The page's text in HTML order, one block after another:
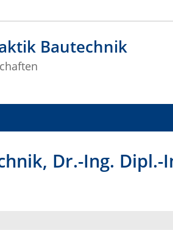
Bautechnik
Dr.-Ing. Dipl.-